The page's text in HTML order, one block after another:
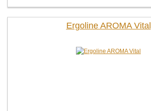
Ergoline AROMA Vital